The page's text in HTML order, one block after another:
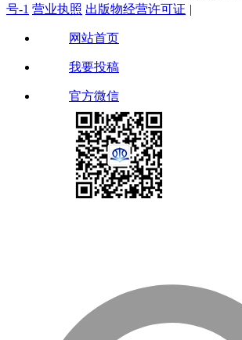
号-1 营业执照 出版物经营许可证 |
网站首页
我要投稿
官方微信